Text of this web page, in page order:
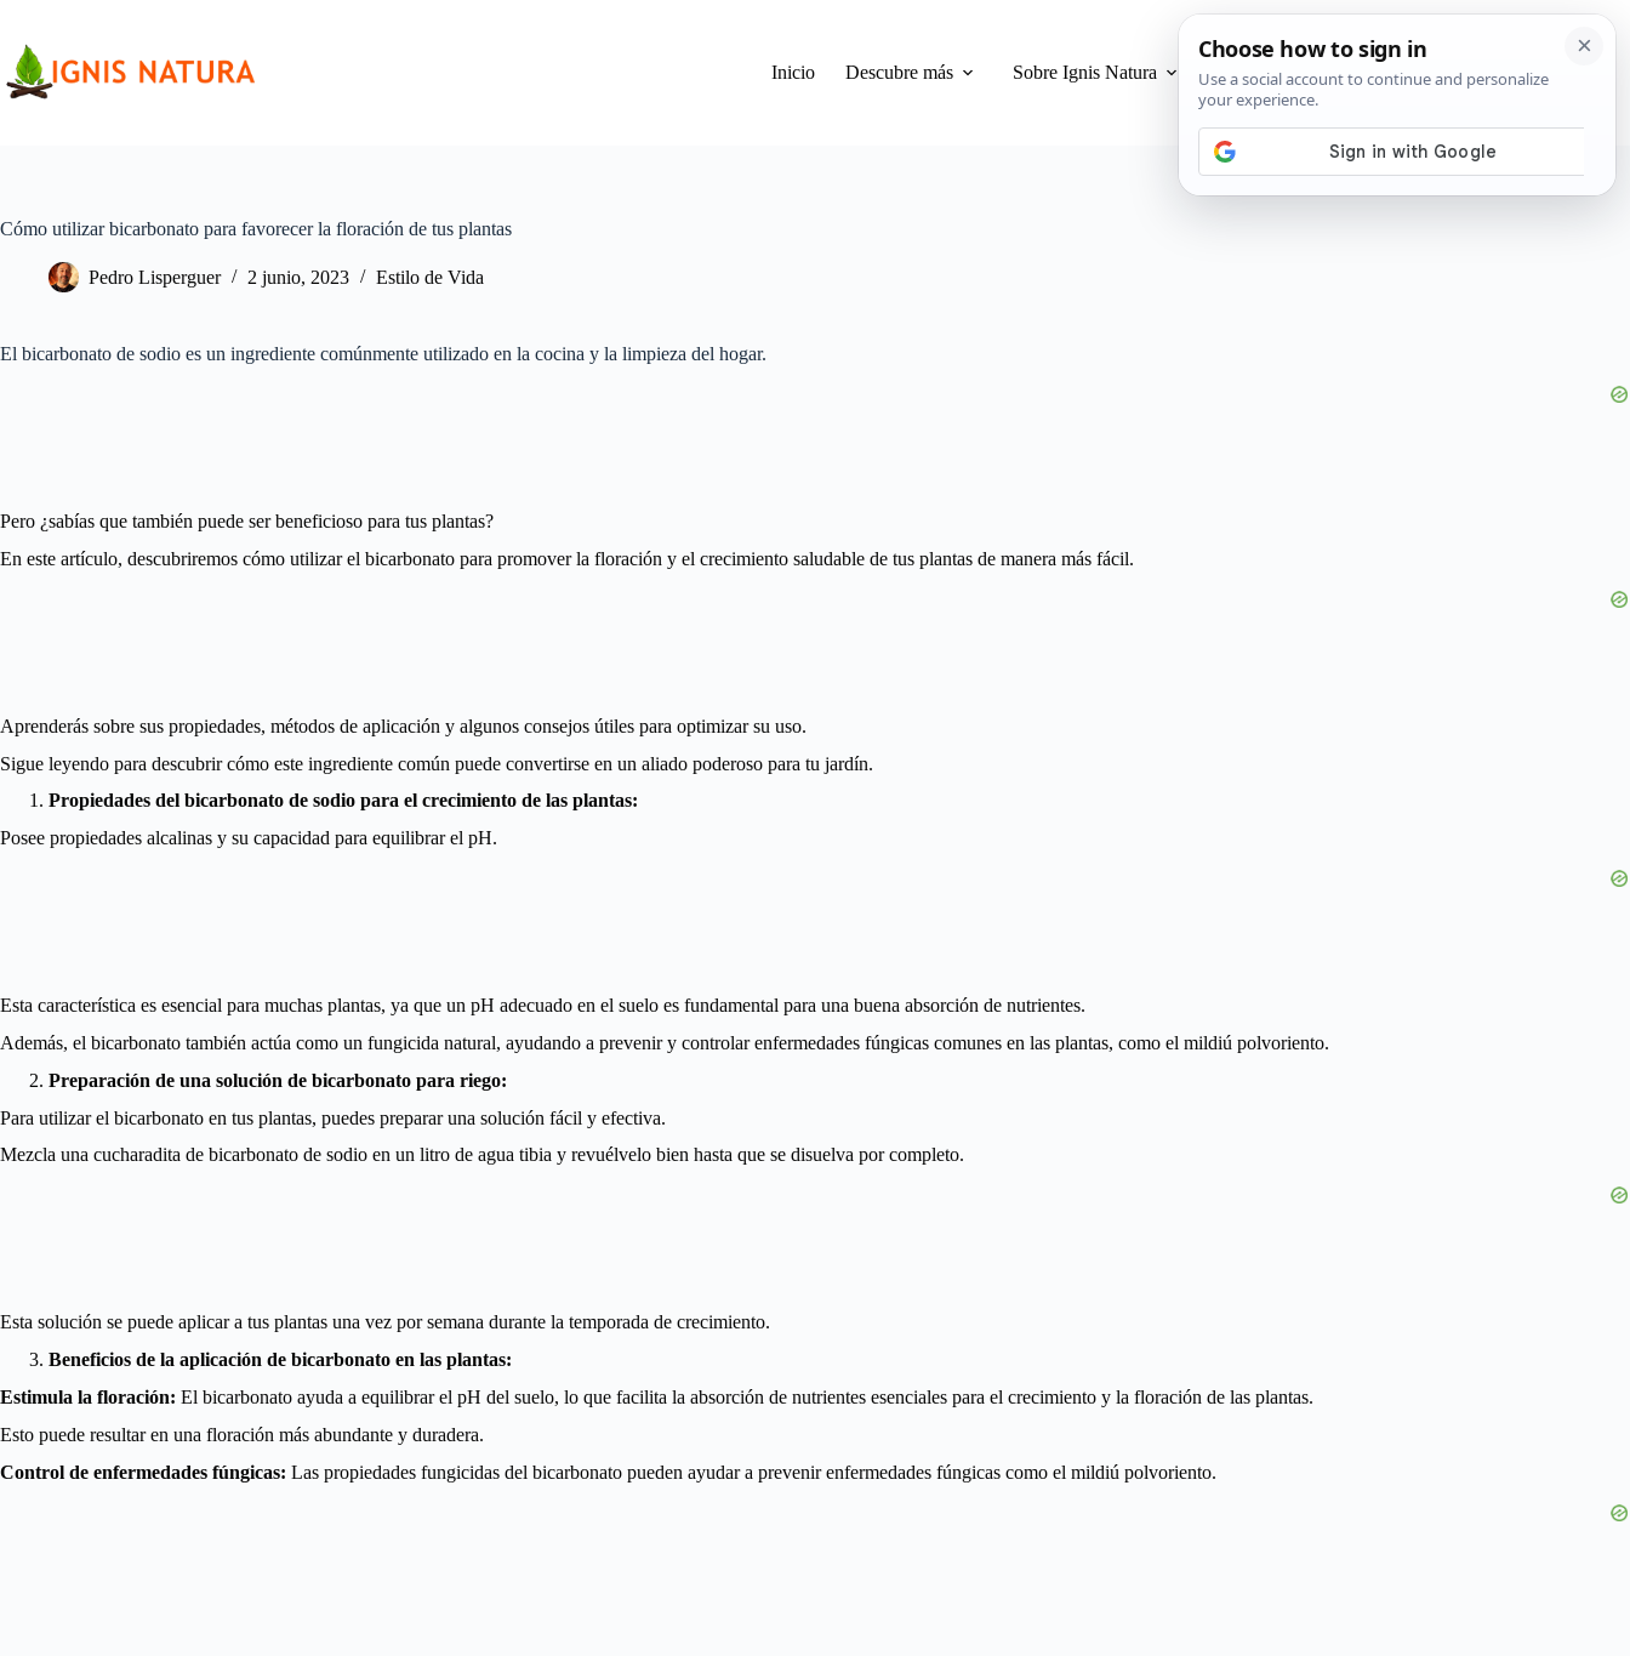
contenido
Inicio
Descubre más Sobre Ignis Natura Privacidad y Cookies
Cómo utilizar bicarbonato para favorecer la floración de tus plantas
Pedro Lisperguer 2 junio, 2023 Estilo de Vida
El bicarbonato de sodio es un ingrediente comúnmente utilizado en la cocina y la limpieza del hogar.
Pero ¿sabías que también puede ser beneficioso para tus plantas?
En este artículo, descubriremos cómo utilizar el bicarbonato para promover la floración y el crecimiento saludable de tus plantas de manera más fácil.
Aprenderás sobre sus propiedades, métodos de aplicación y algunos consejos útiles para optimizar su uso.
Sigue leyendo para descubrir cómo este ingrediente común puede convertirse en un aliado poderoso para tu jardín.
Propiedades del bicarbonato de sodio para el crecimiento de las plantas:
Posee propiedades alcalinas y su capacidad para equilibrar el pH.
Esta característica es esencial para muchas plantas, ya que un pH adecuado en el suelo es fundamental para una buena absorción de nutrientes.
Además, el bicarbonato también actúa como un fungicida natural, ayudando a prevenir y controlar enfermedades fúngicas comunes en las plantas, como el mildiú polvoriento.
Preparación de una solución de bicarbonato para riego:
Para utilizar el bicarbonato en tus plantas, puedes preparar una solución fácil y efectiva.
Mezcla una cucharadita de bicarbonato de sodio en un litro de agua tibia y revuélvelo bien hasta que se disuelva por completo.
Esta solución se puede aplicar a tus plantas una vez por semana durante la temporada de crecimiento.
Beneficios de la aplicación de bicarbonato en las plantas:
Estimula la floración: El bicarbonato ayuda a equilibrar el pH del suelo, lo que facilita la absorción de nutrientes esenciales para el crecimiento y la floración de las plantas.
Esto puede resultar en una floración más abundante y duradera.
Control de enfermedades fúngicas: Las propiedades fungicidas del bicarbonato pueden ayudar a prevenir enfermedades fúngicas como el mildiú polvoriento.